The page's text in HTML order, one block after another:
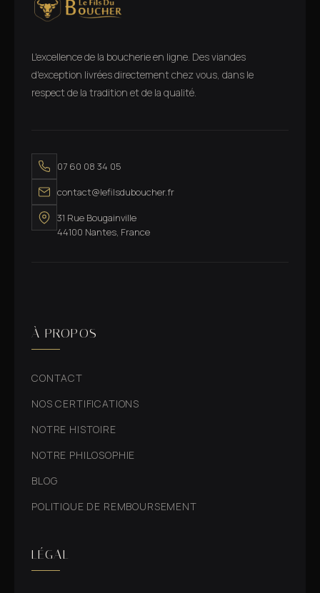
L'excellence de la boucherie en ligne. Des viandes
d'exception livrées directement chez vous, dans le
respect de la tradition et de la qualité.
07 60 08 34 05
contact@lefilsduboucher.fr
31 Rue Bougainville
44100 Nantes, France
À PROPOS
CONTACT
NOS CERTIFICATIONS
NOTRE HISTOIRE
NOTRE PHILOSOPHIE
BLOG
POLITIQUE DE REMBOURSEMENT
LÉGAL